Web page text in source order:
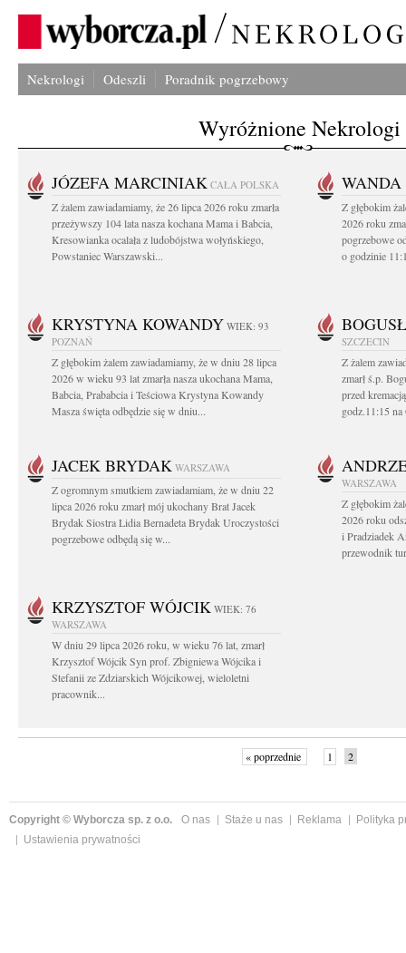
Nekrologi Odeszli Poradnik pogrzebowy
Wyróżnione Nekrologi
JÓZEFA MARCINIAK CAŁA POLSKA
Z żalem zawiadamiamy, że 26 lipca 2026 roku zmarła
przeżywszy 104 lata nasza kochana Mama i Babcia,
Kresowianka ocalała z ludobójstwa wołyńskiego,
Powstaniec Warszawski...
Z głębokim
2026 roku
pogrzebowe
o godzinie
KRYSTYNA KOWANDY WIEK: 93
POZNAŃ
Z głębokim żalem zawiadamiamy, że w dniu 28 lipca
2026 w wieku 93 lat zmarła nasza ukochana Mama,
Babcia, Prababcia i Teściowa Krystyna Kowandy
Masza święta odbędzie się w dniu...
SZCZECIN
Z żalem
zmarł ś.p.
przed
godz.11:15
JACEK BRYDAK WARSZAWA
Z ogromnym smutkiem zawiadamiam, że w dniu 22
lipca 2026 roku zmarł mój ukochany Brat Jacek
Brydak Siostra Lidia Bernadeta Brydak Uroczystości
pogrzebowe odbędą się w...
WARSZAWA
Z głębokim
2026 roku
i Pradziadek
przewodnik
KRZYSZTOF WÓJCIK WIEK: 76
WARSZAWA
W dniu 29 lipca 2026 roku, w wieku 76 lat, zmarł
Krzysztof Wójcik Syn prof. Zbigniewa Wójcika i
Stefanii ze Zdziarskich Wójcikowej, wieloletni
pracownik...
« poprzednie 1 2
Copyright © Wyborcza sp. z o.o. O nas Staże u nas Reklama
Polityka
Ustawienia prywatności